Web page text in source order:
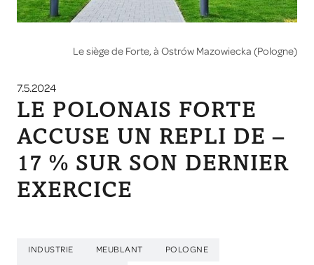
Le siège de Forte, à Ostrów Mazowiecka (Pologne)
7.5.2024
LE POLONAIS FORTE
ACCUSE UN REPLI DE –
17 % SUR SON DERNIER
EXERCICE
INDUSTRIE MEUBLANT POLOGNE